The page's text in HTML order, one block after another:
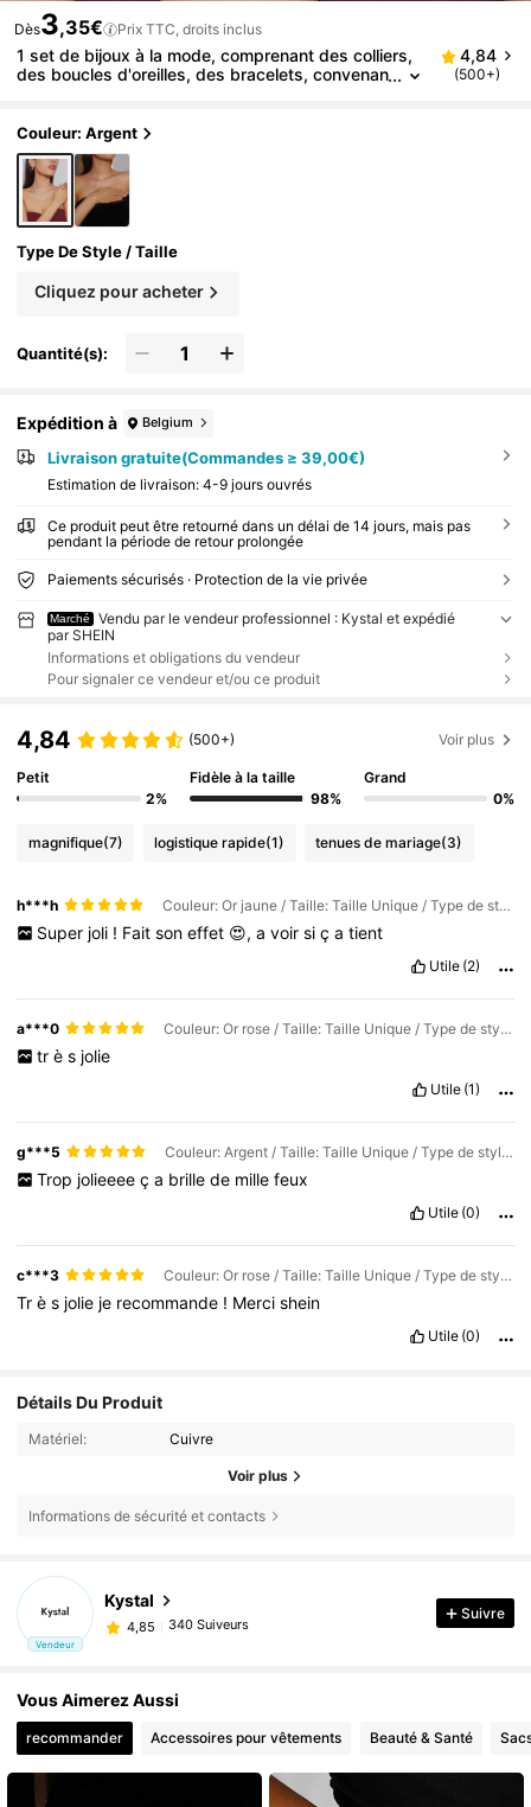
Dès3,35€ Prix TTC, droits inclus
1 set de bijoux à la mode, comprenant des colliers,
des boucles d'oreilles, des bracelets, convenan
4,84
(500+)
Couleur: Argent
Type De Style / Taille
Cliquez pour acheter
Quantité(s):
Expédition à Belgium
Livraison gratuite(Commandes ≥ 39,00€)
Estimation de livraison: 4-9 jours ouvrés
Ce produit peut être retourné dans un délai de 14 jours, mais pas
pendant la période de retour prolongée
Paiements sécurisés · Protection de la vie privée
Marché
Vendu par le vendeur professionnel : Kystal et expédié
par SHEIN
Informations et obligations du vendeur
Pour signaler ce vendeur et/ou ce produit
4,84 (500+) Voir plus
Petit
2%
Fidèle à la taille
98%
Grand
0%
magnifique(7) logistique rapide(1) tenues de mariage(3)
h***h Couleur: Or jaune / Taille: Taille Unique / Type de style: ensemble trois pièces
Super joli ! Fait son effet 😍, a voir si ç a tient
Utile (2)
a***0 Couleur: Or rose / Taille: Taille Unique / Type de style: ensemble trois pièces
tr è s jolie
Utile (1)
g***5 Couleur: Argent / Taille: Taille Unique / Type de style: Ensemble deux pièces
Trop jolieeee ç a brille de mille feux
Utile (0)
c***3 Couleur: Or rose / Taille: Taille Unique / Type de style: ensemble trois pièces
Très jolie je recommande ! Mercishein
Utile (0)
Détails Du Produit
Matériel: Cuivre
Voir plus
Informations de sécurité et contacts
Vendeur
Kystal
4,85 340 Suiveurs
Suivre
Vous Aimerez Aussi
recommander Accessoires pour vêtements Beauté & Santé